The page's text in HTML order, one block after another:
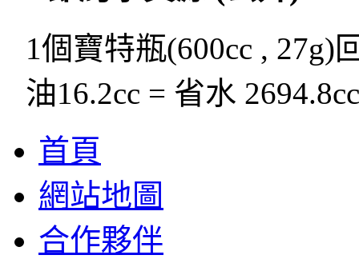
1個寶特瓶(600cc , 27g)
油16.2cc = 省水
首頁
網站地圖
合作夥伴